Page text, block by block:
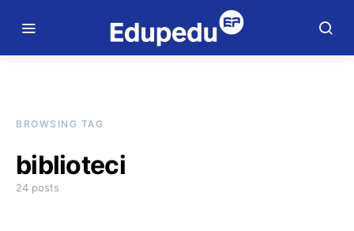
BROWSING TAG
biblioteci
24 posts